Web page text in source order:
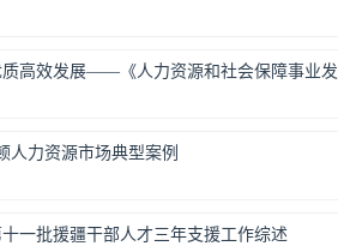
质高效发展——《人力资源和社会保障事业发
人力资源市场典型案例
一批援疆干部人才三年支援工作综述